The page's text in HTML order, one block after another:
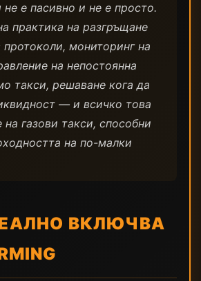
е пасивно и не е просто.
практика на разгръщане
протоколи, мониторинг на
на непостоянна
такси, решаване кога да
— и всичко това
газови такси, способни
на по-малки
ВКЛЮЧВА